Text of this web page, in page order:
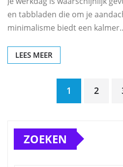
en tabbladen die om je
minimalisme biedt een
LEES MEER
Berichten
paginering
1 2
ZOEKEN